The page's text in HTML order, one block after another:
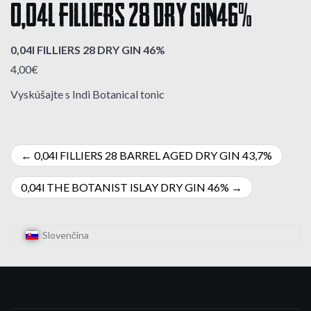
0,04l FILLIERS 28 DRY GIN 46%
0,04l FILLIERS 28 DRY GIN 46%
4,00€
Vyskúšajte s Indi Botanical tonic
Navigácia
v
0,04l FILLIERS 28 BARREL AGED DRY GIN 43,7%
0,04l THE BOTANIST ISLAY DRY GIN 46%
Slovenčina